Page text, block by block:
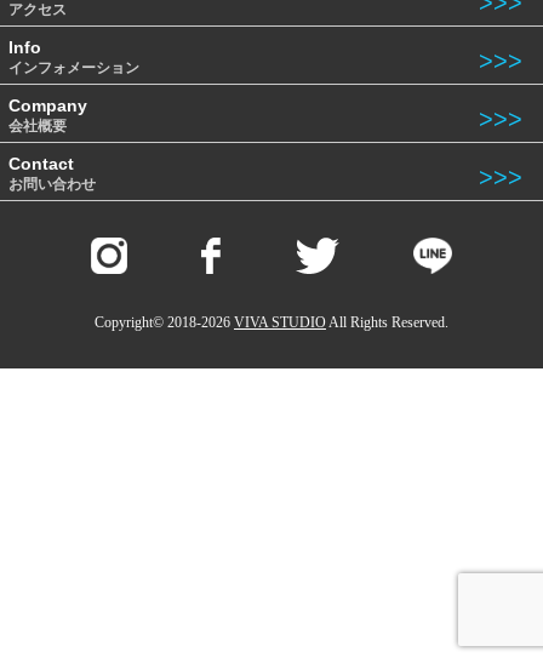
アクセス
Info
インフォメーション
Company
会社概要
Contact
お問い合わせ
Copyright© 2018-2026 VIVA STUDIOAll Rights Reserved.